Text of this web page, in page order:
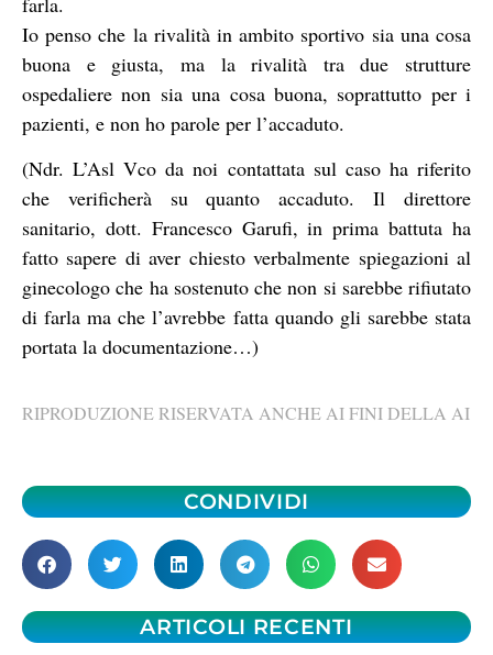
Io penso che la rivalità in ambito sportivo sia una cosa
buona e giusta, ma la rivalità tra due strutture
ospedaliere non sia una cosa buona, soprattutto per i
pazienti, e non ho parole per l’accaduto.
(Ndr. L’Asl Vco da noi contattata sul caso ha riferito
che verificherà su quanto accaduto. Il direttore
sanitario, dott. Francesco Garufi, in prima battuta ha
fatto sapere di aver chiesto verbalmente spiegazioni al
ginecologo che ha sostenuto che non si sarebbe rifiutato
di farla ma che l’avrebbe fatta quando gli sarebbe stata
portata la documentazione…)
RIPRODUZIONE RISERVATA ANCHE AI FINI DELLA AI
CONDIVIDI
ARTICOLI RECENTI